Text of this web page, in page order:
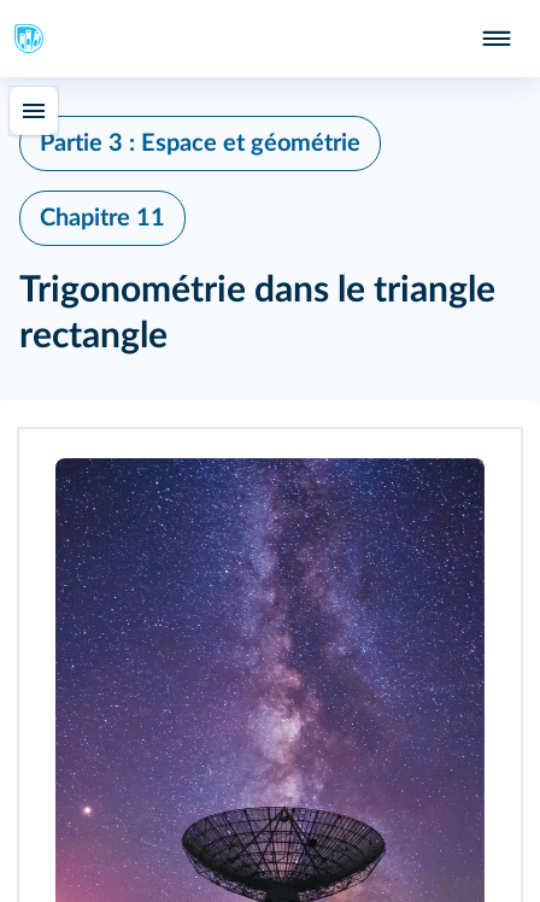
Partie 3 : Espace et géométrie
Chapitre 11
Trigonométrie dans le triangle
rectangle